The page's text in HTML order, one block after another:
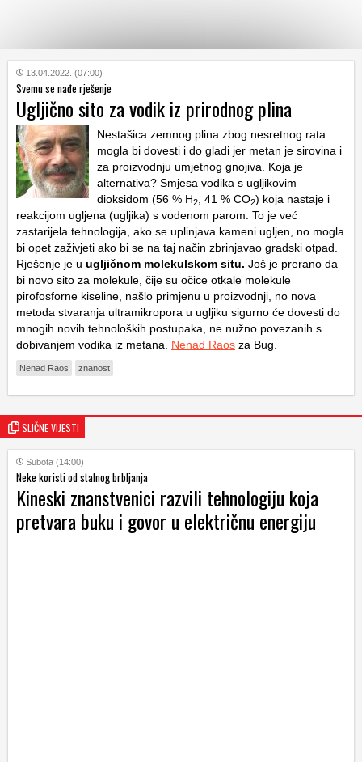
KATEGORIJE
HRVATSKI
WEB
13.04.2022. (07:00)
Svemu se nađe rješenje
Ugljično sito za vodik iz prirodnog plina
Nestašica zemnog plina zbog nesretnog rata
mogla bi dovesti i do gladi jer metan je sirovina i
za proizvodnju umjetnog gnojiva. Koja je
alternativa? Smjesa vodika s ugljikovim
dioksidom (56 % H2 , 41 % CO2) koja nastaje i
reakcijom ugljena (ugljika) s vodenom parom. To je već
zastarijela tehnologija, ako se uplinjava kameni ugljen, no mogla
bi opet zaživjeti ako bi se na taj način zbrinjavao gradski otpad.
Rješenje je u ugljičnom molekulskom situ. Još je prerano da
bi novo sito za molekule, čije su očice otkale molekule
pirofosforne kiseline, našlo primjenu u proizvodnji, no nova
metoda stvaranja ultramikropora u ugljiku sigurno će dovesti do
mnogih novih tehnoloških postupaka, ne nužno povezanih s
dobivanjem vodika iz metana. Nenad Raos za Bug.
Nenad Raos znanost
SLIČNE VIJESTI
Subota (14:00)
Neke koristi od stalnog brbljanja
Kineski znanstvenici razvili tehnologiju koja
pretvara buku i govor u električnu energiju